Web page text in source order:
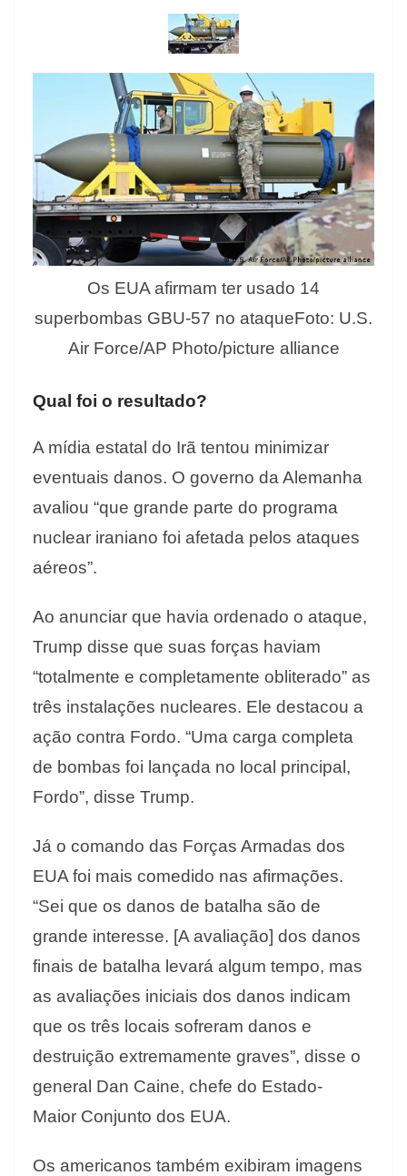
Os EUA afirmam ter usado 14
superbombas GBU-57 no ataqueFoto: U.S.
Air Force/AP Photo/picture alliance
Qual foi o resultado?
A mídia estatal do Irã tentou minimizar
eventuais danos. O governo da Alemanha
avaliou “que grande parte do programa
nuclear iraniano foi afetada pelos ataques
aéreos”.
Ao anunciar que havia ordenado o ataque,
Trump disse que suas forças haviam
“totalmente e completamente obliterado” as
três instalações nucleares. Ele destacou a
ação contra Fordo. “Uma carga completa
de bombas foi lançada no local principal,
Fordo”, disse Trump.
Já o comando das Forças Armadas dos
EUA foi mais comedido nas afirmações.
“Sei que os danos de batalha são de
grande interesse. [A avaliação] dos danos
finais de batalha levará algum tempo, mas
as avaliações iniciais dos danos indicam
que os três locais sofreram danos e
destruição extremamente graves”, disse o
general Dan Caine, chefe do Estado-
Maior Conjunto dos EUA.
Os americanos também exibiram imagens